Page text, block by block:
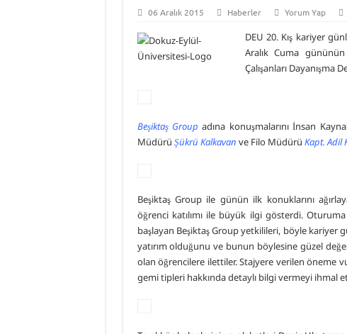
06 Aralık 2015 Haberler Yorum Yap
DEU 20. Kış kariyer
Aralık Cuma gününün
Çalışanları Dayanışma
Beşiktaş Group adına konuşmalarını İnsan
Müdürü Şükrü Kalkavan ve Filo Müdürü Kapt. Adil
Beşiktaş Group ile günün ilk konuklarını
öğrenci katılımı ile büyük ilgi gösterdi.
başlayan Beşiktaş Group yetkilileri, böyle kariyer
yatırım olduğunu ve bunun böylesine güzel
olan öğrencilere ilettiler. Stajyere verilen öneme
gemi tipleri hakkında detaylı bilgi vermeyi ihmal